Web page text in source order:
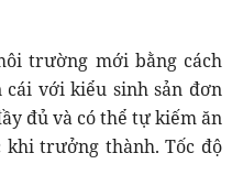
trường mới bằng cách
cái với kiểu sinh sản đơn
đủ và có thể tự kiếm ăn
khi trưởng thành. Tốc độ